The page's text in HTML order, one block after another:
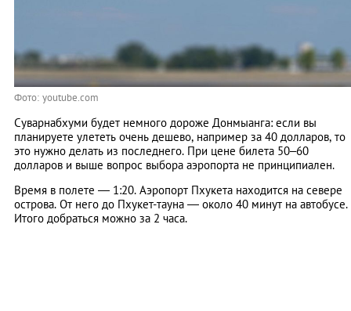
Фото: youtube.com
Суварнабхуми будет немного дороже Донмыанга: если вы
планируете улететь очень дешево, например за 40 долларов, то
это нужно делать из последнего. При цене билета 50–60
долларов и выше вопрос выбора аэропорта не принципиален.
Время в полете — 1:20. Аэропорт Пхукета находится на севере
острова. От него до Пхукет-тауна — около 40 минут на автобусе.
Итого добраться можно за 2 часа.